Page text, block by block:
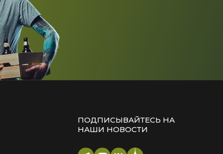
ПОДПИСЫВАЙТЕСЬ НА
НАШИ НОВОСТИ